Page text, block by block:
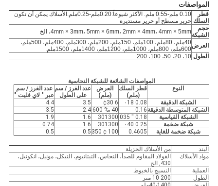
المواصفات
قطر
السلك
0.10 ملم-0.55 ملم. الأكثر شيوعاً:0.20ملم-0.25ملم.الأسلاك يمكن أن تكون
حرير مسطح أو حرير مستديرة
حجم
الشبكة4mm × 3mm، 5mm × 6mm، 2mm × 4mm، 4mm × 5mm، الخ
العرض
40ملم، 80ملم، 100ملم، 150ملم، 200ملم، 300ملم، 400ملم، 500ملم،
600ملم، 800ملم، 1000ملم، 1200ملم، 1400ملم، 1500ملم
.
الطول 10، 20، 50، 100، 200
المواصفات الشائعة للشبكة النحاسية
النوع
قطر السلك
(ملم)
العرض
(ملم)
عدد الغرز / سم
على الطول
عدد الغرز / سم
عبر " لاي فليت "
الشبكة الدقيقة
0.08 ٠18 6 ¢30
3.5
4.4
الشبكة المتوسطة الدقيقة 0.16
40 ‰ 600
2.4
3.5
الشبكة القياسية
0.18 ′′ 035
301300
1.6
1.9
شبكة ضخمة
0.25 ٠40 301300
1.6
0.74
شبكة ضخمة للغاية
0.4605
100 ¢ 350
0.5
0.5
البند
من الأسلاك الخزيلة
مواد الأسلاك
الفولاذ المقاوم للصدأ، النحاس، التيتانيوم، النيكل، مونيل، انكونيل،
430, الخ
العملية
النسيج بالخيوط
الطول
10-200 متر